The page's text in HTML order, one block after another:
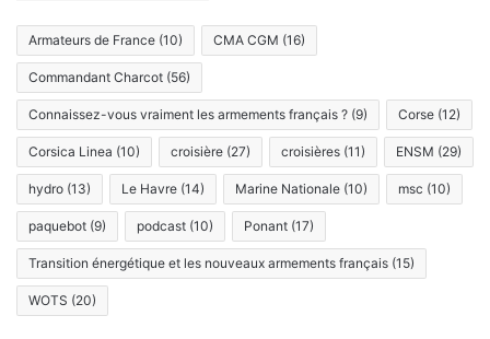
Armateurs de France (10) CMA CGM (16)
Commandant Charcot (56)
Connaissez-vous vraiment les armements français ? (9) Corse (12)
Corsica Linea (10) croisière (27) croisières (11) ENSM (29)
hydro (13) Le Havre (14) Marine Nationale (10) msc (10)
paquebot (9) podcast (10) Ponant (17)
Transition énergétique et les nouveaux armements français (15)
WOTS (20)